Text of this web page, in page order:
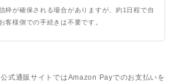
枠が確保される場合がありますが、約1日程で自
客様側での手続きは不要です。
式通販サイトではAmazon Payでのお支払いを